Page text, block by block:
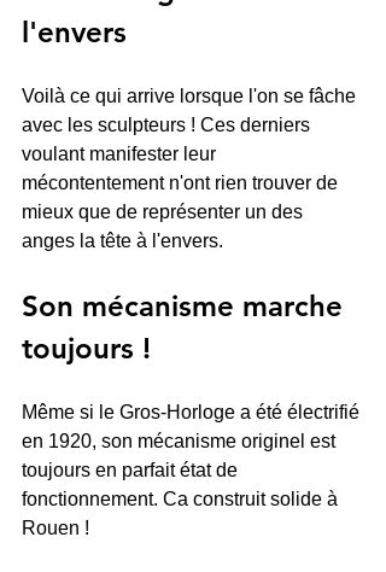
l'envers
Voilà ce qui arrive lorsque l'on se fâche
avec les sculpteurs ! Ces derniers
voulant manifester leur
mécontentement n'ont rien trouver de
mieux que de représenter un des
anges la tête à l'envers.
Son mécanisme marche
toujours !
Même si le Gros-Horloge a été électrifié
en 1920, son mécanisme originel est
toujours en parfait état de
fonctionnement. Ca construit solide à
Rouen !